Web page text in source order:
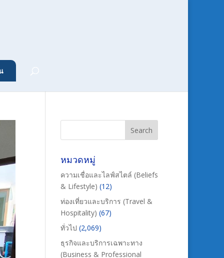
หมวดหมู่
ความเชื่อและไลฟ์สไตล์ (Beliefs
& Lifestyle) (12)
ท่องเที่ยวและบริการ (Travel &
Hospitality) (67)
ทั่วไป (2,069)
ธุรกิจและบริการเฉพาะทาง
(Business & Professional